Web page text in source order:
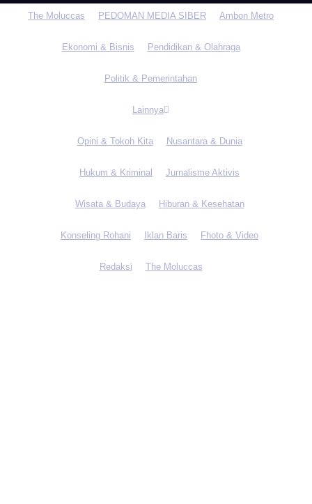
The Moluccas PEDOMAN MEDIA SIBER Ambon Metro
Ekonomi & Bisnis Pendidikan & Olahraga
Politik & Pemerintahan
Lainnya
Opini & Tokoh Kita Nusantara & Dunia
Hukum & Kriminal Jurnalisme Aktivis
Wisata & Budaya Hiburan & Kesehatan
Konseling Rohani Iklan Baris Fhoto & Video
Redaksi The Moluccas